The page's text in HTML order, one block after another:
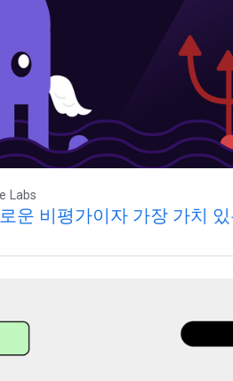
Labs
운 비평가이자 가장 가치